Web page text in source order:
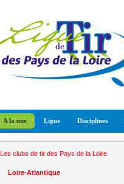
A la une Ligue Disciplines
Les clubs de tir des Pays de la Loire
Loire-Atlantique